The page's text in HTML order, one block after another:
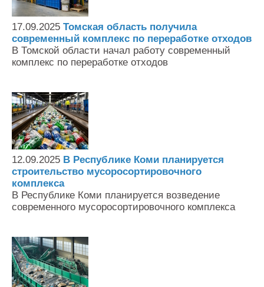
17.09.2025 Томская область получила
современный комплекс по переработке отходов
В Томской области начал работу современный
комплекс по переработке отходов
12.09.2025 В Республике Коми планируется
строительство мусоросортировочного
комплекса
В Республике Коми планируется возведение
современного мусоросортировочного комплекса